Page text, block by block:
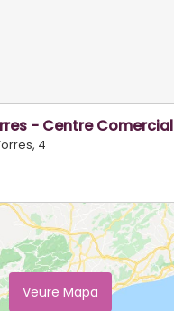
- Centre Comercial
4
Veure Mapa